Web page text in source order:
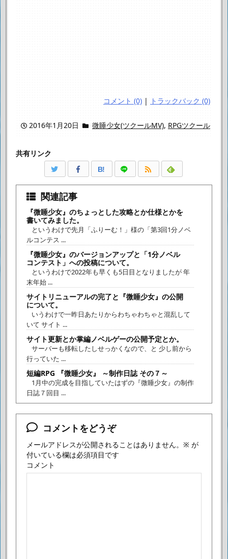
コメント (0) | トラックバック (0)
2016年1月20日 微睡少女(ツクールMV), RPGツクール
共有リンク
B!
関連記事
『微睡少女』のちょっとした攻略とか仕様とかを
書いてみました。
というわけで先月「ふりーむ！」様の「第3回1分ノベ
ルコンテス ...
『微睡少女』のバージョンアップと「1分ノベル
コンテスト」への投稿について。
というわけで2022年も早くも5日目となりましたが 年
末年始 ...
サイトリニューアルの完了と『微睡少女』の公開
について。
いうわけで一昨日あたりからわちゃわちゃと混乱して
いて サイト ...
サイト更新とか掌編ノベルゲーの公開予定とか。
サーバーも移転したしせっかくなので、と 少し前から
行っていた ...
短編RPG 『微睡少女』 ～制作日誌 その７～
1月中の完成を目指していたはずの『微睡少女』の制作
日誌７回目 ...
コメントをどうぞ
メールアドレスが公開されることはありません。 ※ が
付いている欄は必須項目です
コメント